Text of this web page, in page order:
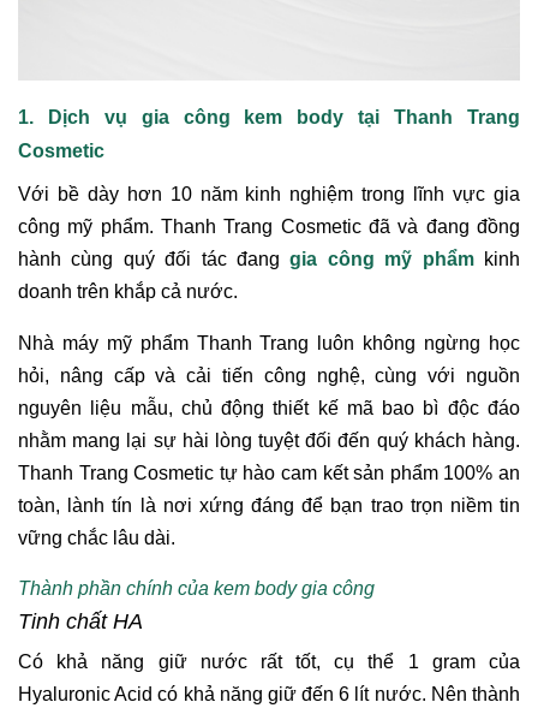
1. Dịch vụ gia công kem body tại Thanh Trang
Cosmetic
Với bề dày hơn 10 năm kinh nghiệm trong lĩnh vực gia
công mỹ phẩm. Thanh Trang Cosmetic đã và đang đồng
hành cùng quý đối tác đanggia công mỹ phẩmkinh
doanh trên khắp cả nước.
Nhà máy mỹ phẩm Thanh Trang luôn không ngừng học
hỏi, nâng cấp và cải tiến công nghệ, cùng với nguồn
nguyên liệu mẫu, chủ động thiết kế mã bao bì độc đáo
nhằm mang lại sự hài lòng tuyệt đối đến quý khách hàng.
Thanh Trang Cosmetic tự hào cam kết sản phẩm 100% an
toàn, lành tín là nơi xứng đáng để bạn trao trọn niềm tin
vững chắc lâu dài.
Thành phần chính của kem body gia công
Tinh chất HA
Có khả năng giữ nước rất tốt, cụ thể 1 gram của
Hyaluronic Acid có khả năng giữ đến 6 lít nước. Nên thành